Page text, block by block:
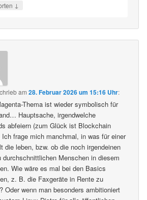
↓
am28. Februar 2026 um 15:16 Uhr:
Thema ist wieder symbolisch für
Hauptsache, irgendwelche
abfeiern (zum Glück ist Blockchain
frage mich manchmal, in was für einer
die leben, bzw. ob die noch irgendeinen
durchschnittlichen Menschen in diesem
Wie wäre es mal bei den Basics
z. B. die Faxgeräte in Rente zu
Oder wenn man besonders ambitioniert